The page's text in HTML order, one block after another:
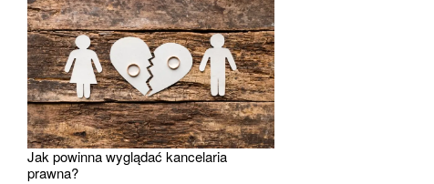
Jak powinna wyglądać kancelaria
prawna?